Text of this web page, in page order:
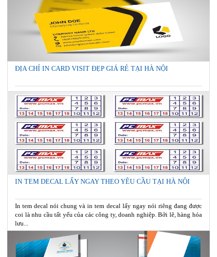
ĐỊA CHỈ IN CARD VISIT ĐẸP GIÁ RẺ TẠI HÀ NỘI
IN TEM DECAL LẤY NGAY THEO YÊU CẦU TẠI HÀ NỘI
In tem decal nói chung và in tem decal lấy ngay nói riêng đang được
coi là nhu cầu tất yếu của các công ty, doanh nghiệp. Bởi lẽ, hàng hóa
lưu...